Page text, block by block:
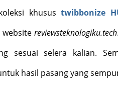
khusustwibbonize
websitereviewsteknologiku.tech
sesuai selera kalian.
hasil pasang yang